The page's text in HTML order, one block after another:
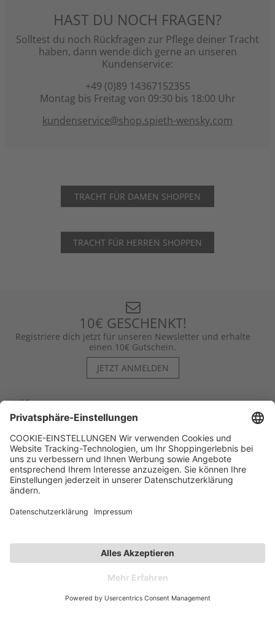
HAST DU NOCH FRAGEN?
Solltest du noch Rückfragen zur Pflege deiner Tracht
haben, dann wende dich gerne an unseren
Kundenservice:
+49 (0)89 14367152355
Montag bis Freitag von 09:30 bis 18:00 Uhr
kundenservice@shop.spieth-wensky.com
TRACHT FÜR DAMEN SHOPPEN
TRACHT FÜR HERREN SHOPPEN
10€ GESCHENKT!
Registriere dich jetzt für unseren Newsletter und erhalte
einen 10€ Gutschein.
JETZT ANMELDEN
Hilfe
Kontakt
Kategorien
Affiliate-Partner­programm